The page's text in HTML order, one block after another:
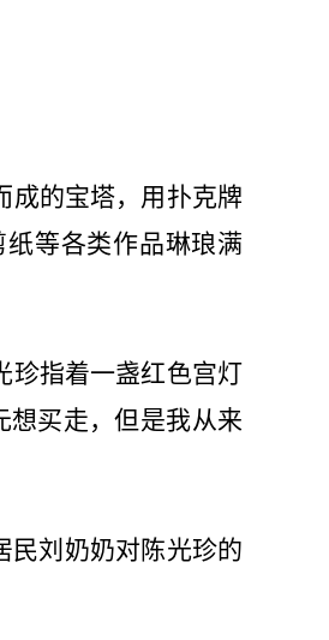
成的宝塔，用扑克牌
等各类作品琳琅满
珍指着一盏红色宫灯
想买走，但是我从来
民刘奶奶对陈光珍的